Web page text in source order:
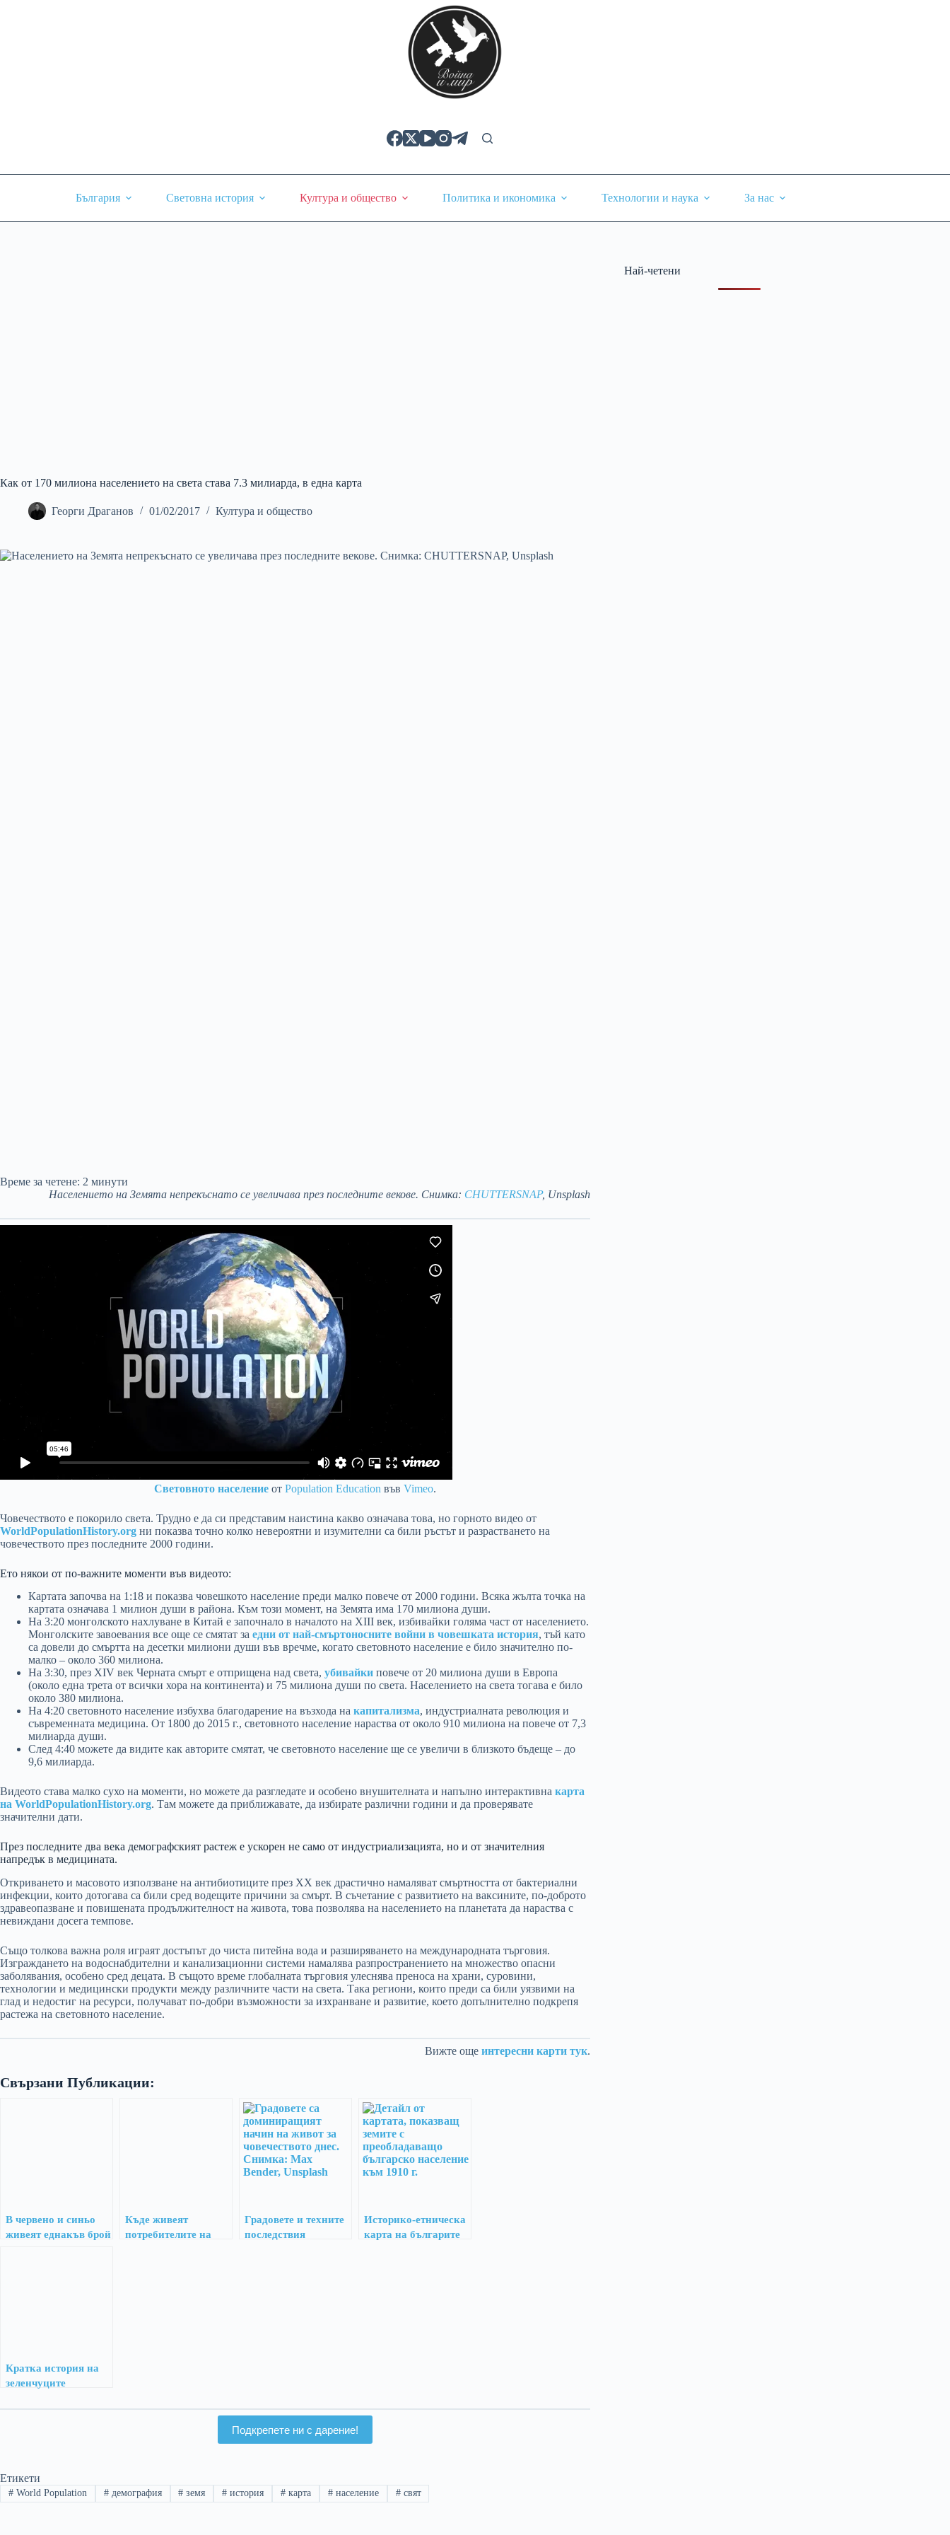
България Световна история Култура и общество Политика и икономика Технологии и наука За нас
Как от 170 милиона населението на света става 7.3 милиарда, в една карта
Георги Драганов 01/02/2017 Култура и общество
Време за четене: 2 минути
Населението на Земята непрекъснато се увеличава през последните векове. Снимка: CHUTTERSNAP, Unsplash
Световното населениеот Population Education във Vimeo.
Човечеството е покорило света. Трудно е да си представим наистина какво означава това, но горното видео от
WorldPopulationHistory.org ни показва точно колко невероятни и изумителни са били ръстът и разрастването на
човечеството през последните 2000 години.
Ето някои от по-важните моменти във видеото:
Картата започва на 1:18 и показва човешкото население преди малко повече от 2000 години. Всяка жълта точка на
картата означава 1 милион души в района. Към този момент, на Земята има 170 милиона души.
На 3:20 монголското нахлуване в Китай е започнало в началото на XIII век, избивайки голяма част от населението.
Монголските завоевания все още се смятат за едни от най-смъртоносните войни в човешката история, тъй като
са довели до смъртта на десетки милиони души във вречме, когато световното население е било значително по-
малко – около 360 милиона.
На 3:30, през XIV век Черната смърт е отприщена над света, убивайки повече от 20 милиона души в Европа
(около една трета от всички хора на континента) и 75 милиона души по света. Населението на света тогава е било
около 380 милиона.
На 4:20 световното население избухва благодарение на възхода на капитализма, индустриалната революция и
съвременната медицина. От 1800 до 2015 г., световното население нараства от около 910 милиона на повече от 7,3
милиарда души.
След 4:40 можете да видите как авторите смятат, че световното население ще се увеличи в близкото бъдеще – до
9,6 милиарда.
Видеото става малко сухо на моменти, но можете да разгледате и особено внушителната и напълно интерактивна карта
на WorldPopulationHistory.org. Там можете да приближавате, да избирате различни години и да проверявате
значителни дати.
През последните два века демографският растеж е ускорен не само от индустриализацията, но и от значителния
напредък в медицината.
Откриването и масовото използване на антибиотиците през XX век драстично намаляват смъртността от бактериални
инфекции, които дотогава са били сред водещите причини за смърт. В съчетание с развитието на ваксините, по-доброто
здравеопазване и повишената продължителност на живота, това позволява на населението на планетата да нараства с
невиждани досега темпове.
Също толкова важна роля играят достъпът до чиста питейна вода и разширяването на международната търговия.
Изграждането на водоснабдителни и канализационни системи намалява разпространението на множество опасни
заболявания, особено сред децата. В същото време глобалната търговия улеснява преноса на храни, суровини,
технологии и медицински продукти между различните части на света. Така региони, които преди са били уязвими на
глад и недостиг на ресурси, получават по-добри възможности за изхранване и развитие, което допълнително подкрепя
растежа на световното население.
Вижте още интересни карти тук.
Свързани Публикации:
В червено и синьо
живеят еднакъв брой
Къде живеят
потребителите на
Градовете и техните
последствия
Историко-етническа
карта на българите
Кратка история на
зеленчуците
Подкрепете ни с дарение!
Етикети
#World Population #демография # земя # история # карта #население #свят
Най-четени